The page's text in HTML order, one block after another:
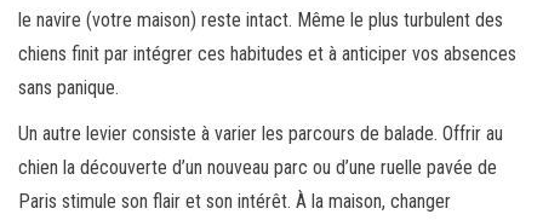
le navire (votre maison) reste intact. Même le plus turbulent des
chiens finit par intégrer ces habitudes et à anticiper vos absences
sans panique.
Un autre levier consiste à varier les parcours de balade. Offrir au
chien la découverte d’un nouveau parc ou d’une ruelle pavée de
Paris stimule son flair et son intérêt. À la maison, changer